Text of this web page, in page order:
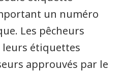
un numéro
Les pêcheurs
étiquettes
approuvés par le